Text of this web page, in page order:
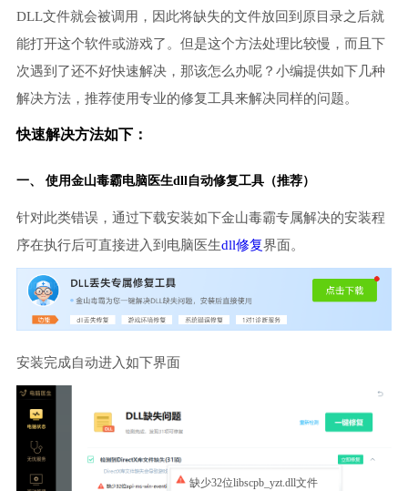
DLL文件就会被调用，因此将缺失的文件放回到原目录之后就
能打开这个软件或游戏了。但是这个方法处理比较慢，而且下
次遇到了还不好快速解决，那该怎么办呢？小编提供如下几种
解决方法，推荐使用专业的修复工具来解决同样的问题。
快速解决方法如下：
一、 使用金山毒霸电脑医生dll自动修复工具（推荐）
针对此类错误，通过下载安装如下金山毒霸专属解决的安装程
序在执行后可直接进入到电脑医生dll修复界面。
安装完成自动进入如下界面
缺少32位libscpb_yzt.dll文件